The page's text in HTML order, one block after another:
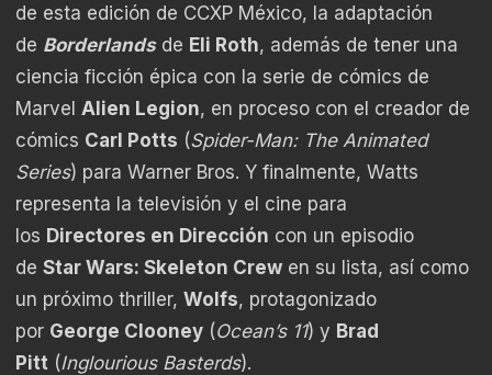
de esta edición de CCXP México, la adaptación
de Borderlandsde Eli Roth, además de tener una
ciencia ficción épica con la serie de cómics de
Marvel Alien Legion, en proceso con el creador de
cómics Carl Potts (Spider-Man: The Animated
Series) para Warner Bros. Y finalmente, Watts
representa la televisión y el cine para
los Directores en Dirección con un episodio
de Star Wars: Skeleton Crew en su lista, así como
un próximo thriller, Wolfs, protagonizado
por George Clooney (Ocean’s 11) y Brad
Pitt (Inglourious Basterds).